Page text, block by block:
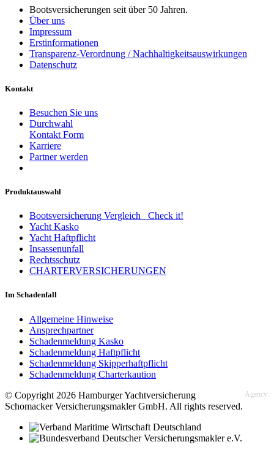
Bootsversicherungen seit über 50 Jahren.
Über uns
Impressum
Erstinformationen
Transparenz-Verordnung / Nachhaltigkeitsauswirkungen
Datenschutz
Kontakt
Besuchen Sie uns
Durchwahl
Kontakt Form
Karriere
Partner werden
Produktauswahl
Bootsversicherung Vergleich Check it!
Yacht Kasko
Yacht Haftpflicht
Insassenunfall
Rechtsschutz
CHARTERVERSICHERUNGEN
Im Schadenfall
Allgemeine Hinweise
Ansprechpartner
Schadenmeldung Kasko
Schadenmeldung Haftpflicht
Schadenmeldung Skipperhaftpflicht
Schadenmeldung Charterkaution
Agency:
© Copyright 2026 Hamburger Yachtversicherung
Schomacker Versicherungsmakler GmbH. All rights reserved.